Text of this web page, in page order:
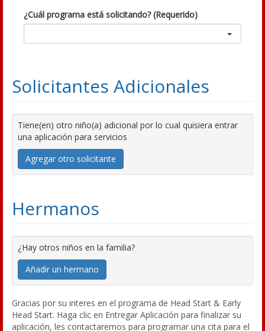
¿Cuál programa está solicitando? (Requerido)
Solicitantes Adicionales
Tiene(en) otro niño(a) adicional por lo cual quisiera entrar
una aplicación para servicios
Agregar otro solicitante
Hermanos
¿Hay otros niños en la familia?
Añadir un hermano
Gracias por su interes en el programa de Head Start & Early
Head Start. Haga clic en Entregar Aplicación para finalizar su
aplicación, les contactaremos para programar una cita para el